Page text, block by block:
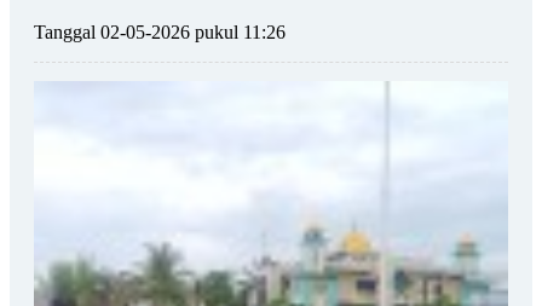
Tanggal 02-05-2026 pukul 11:26